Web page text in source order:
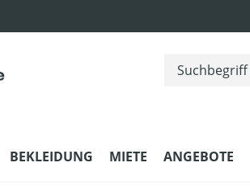
BEKLEIDUNG MIETE ANGEBOTE